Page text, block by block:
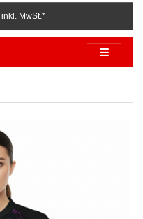
inkl. MwSt.*